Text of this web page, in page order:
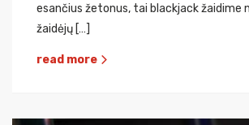
esančius žetonus, tai blackjack žaidime
žaidėjų […]
read more